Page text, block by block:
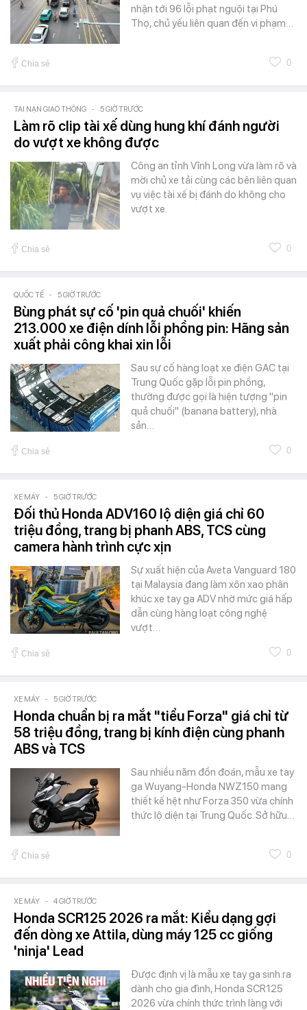
nhận tới 96 lỗi phạt nguội tại Phú
Thọ, chủ yếu liên quan đến vi phạm…
Chia sẻ 0
TAI NẠN GIAO THÔNG - 5 GIỜ TRƯỚC
Làm rõ clip tài xế dùng hung khí đánh người
do vượt xe không được
Công an tỉnh Vĩnh Long vừa làm rõ và
mời chủ xe tải cùng các bên liên quan
vụ việc tài xế bị đánh do không cho
vượt xe.
Chia sẻ 0
QUỐC TẾ - 5 GIỜ TRƯỚC
Bùng phát sự cố 'pin quả chuối' khiến
213.000 xe điện dính lỗi phồng pin: Hãng sản
xuất phải công khai xin lỗi
Sau sự cố hàng loạt xe điện GAC tại
Trung Quốc gặp lỗi pin phồng,
thường được gọi là hiện tượng "pin
quả chuối" (banana battery), nhà
sản…
Chia sẻ 0
XE MÁY - 5 GIỜ TRƯỚC
Đối thủ Honda ADV160 lộ diện giá chỉ 60
triệu đồng, trang bị phanh ABS, TCS cùng
camera hành trình cực xịn
Sự xuất hiện của Aveta Vanguard 180
tại Malaysia đang làm xôn xao phân
khúc xe tay ga ADV nhờ mức giá hấp
dẫn cùng hàng loạt công nghệ
vượt…
Chia sẻ 0
XE MÁY - 5 GIỜ TRƯỚC
Honda chuẩn bị ra mắt "tiểu Forza" giá chỉ từ
58 triệu đồng, trang bị kính điện cùng phanh
ABS và TCS
Sau nhiều năm đồn đoán, mẫu xe tay
ga Wuyang-Honda NWZ150 mang
thiết kế hệt như Forza 350 vừa chính
thức lộ diện tại Trung Quốc. Sở hữu…
Chia sẻ 0
XE MÁY - 4 GIỜ TRƯỚC
Honda SCR125 2026 ra mắt: Kiểu dạng gợi
đến dòng xe Attila, dùng máy 125 cc giống
'ninja' Lead
Được định vị là mẫu xe tay ga sinh ra
dành cho gia đình, Honda SCR125
2026 vừa chính thức trình làng với